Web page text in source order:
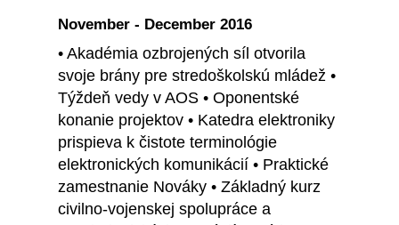
November - December 2016
• Akadémia ozbrojených síl otvorila
svoje brány pre stredoškolskú mládež •
Týždeň vedy v AOS • Oponentské
konanie projektov • Katedra elektroniky
prispieva k čistote terminológie
elektronických komunikácií • Praktické
zamestnanie Nováky • Základný kurz
civilno-vojenskej spolupráce a